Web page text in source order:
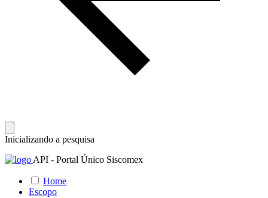
Inicializando a pesquisa
API - Portal Único Siscomex
Home
Escopo